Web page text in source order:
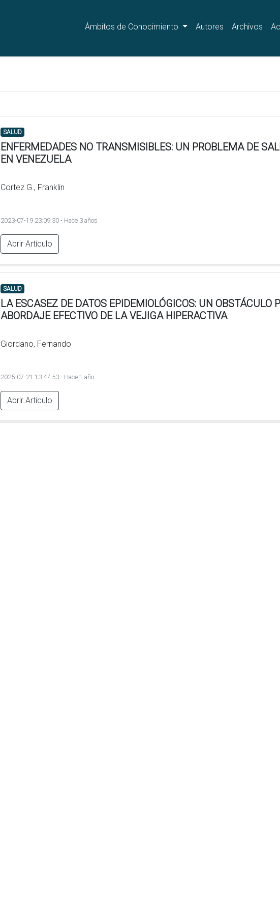
Ámbitos de Conocimiento Autores Archivos
SALUD
ENFERMEDADES NO TRANSMISIBLES: UN PROBLEMA DE
EN VENEZUELA
Cortez G., Franklin
2023-07-19 23:09:30 - Hace 3 años
Abrir Artículo
SALUD
LA ESCASEZ DE DATOS EPIDEMIOLÓGICOS: UN OBSTÁCULO
ABORDAJE EFECTIVO DE LA VEJIGA HIPERACTIVA
Giordano, Fernando
2025-07-21 13:47:53 - Hace 1 año
Abrir Artículo